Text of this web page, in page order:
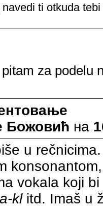
ti otkuda
za podelu
Божовић на
u
vokala koji
klitd. Imaš u